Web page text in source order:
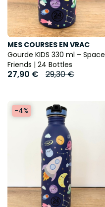
MES COURSES EN VRAC
Gourde KIDS 330 ml – Space
Friends | 24 Bottles
27,90 € 29,30 €
-4%